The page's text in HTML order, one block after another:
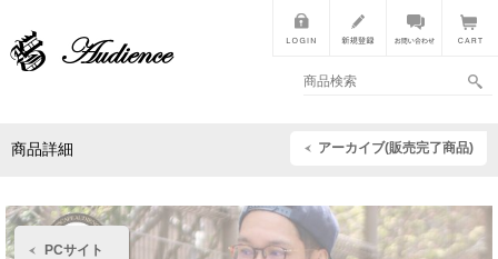
PCサイト
商品詳細 アーカイブ(販売完了商品)